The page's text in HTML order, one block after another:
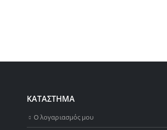
ΚΑΤΑΣΤΗΜΑ
Ο λογαριασμός μου